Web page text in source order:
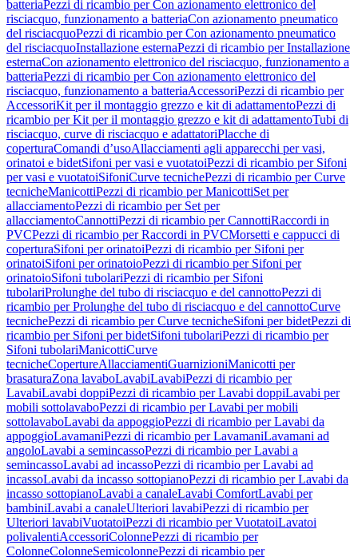
batteriaPezzi di ricambio per Con azionamento elettronico del
risciacquo, funzionamento a batteriaCon azionamento pneumatico
del risciacquoPezzi di ricambio per Con azionamento pneumatico
del risciacquoInstallazione esternaPezzi di ricambio per Installazione
esternaCon azionamento elettronico del risciacquo, funzionamento a
batteriaPezzi di ricambio per Con azionamento elettronico del
risciacquo, funzionamento a batteriaAccessoriPezzi di ricambio per
AccessoriKit per il montaggio grezzo e kit di adattamentoPezzi di
ricambio per Kit per il montaggio grezzo e kit di adattamentoTubi di
risciacquo, curve di risciacquo e adattatoriPlacche di
coperturaComandi d’usoAllacciamenti agli apparecchi per vasi,
orinatoi e bidetSifoni per vasi e vuotatoiPezzi di ricambio per Sifoni
per vasi e vuotatoiSifoniCurve tecnichePezzi di ricambio per Curve
tecnicheManicottiPezzi di ricambio per ManicottiSet per
allacciamentoPezzi di ricambio per Set per
allacciamentoCannottiPezzi di ricambio per CannottiRaccordi in
PVCPezzi di ricambio per Raccordi in PVCMorsetti e cappucci di
coperturaSifoni per orinatoiPezzi di ricambio per Sifoni per
orinatoiSifoni per orinatoioPezzi di ricambio per Sifoni per
orinatoioSifoni tubolariPezzi di ricambio per Sifoni
tubolariProlunghe del tubo di risciacquo e del cannottoPezzi di
ricambio per Prolunghe del tubo di risciacquo e del cannottoCurve
tecnichePezzi di ricambio per Curve tecnicheSifoni per bidetPezzi di
ricambio per Sifoni per bidetSifoni tubolariPezzi di ricambio per
Sifoni tubolariManicottiCurve
tecnicheCopertureAllacciamentiGuarnizioniManicotti per
brasaturaZona lavaboLavabiLavabiPezzi di ricambio per
LavabiLavabi doppiPezzi di ricambio per Lavabi doppiLavabi per
mobili sottolavaboPezzi di ricambio per Lavabi per mobili
sottolavaboLavabi da appoggioPezzi di ricambio per Lavabi da
appoggioLavamaniPezzi di ricambio per LavamaniLavamani ad
angoloLavabi a semincassoPezzi di ricambio per Lavabi a
semincassoLavabi ad incassoPezzi di ricambio per Lavabi ad
incassoLavabi da incasso sottopianoPezzi di ricambio per Lavabi da
incasso sottopianoLavabi a canaleLavabi ComfortLavabi per
bambiniLavabi a canaleUlteriori lavabiPezzi di ricambio per
Ulteriori lavabiVuotatoiPezzi di ricambio per VuotatoiLavatoi
polivalentiAccessoriColonnePezzi di ricambio per
ColonneColonneSemicolonnePezzi di ricambio per